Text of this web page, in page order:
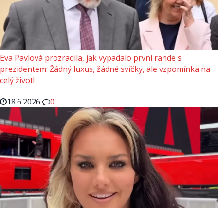
Eva Pavlová prozradila, jak vypadalo první rande s
prezidentem: Žádný luxus, žádné svíčky, ale vzpomínka na
celý život!
18.6.2026
0